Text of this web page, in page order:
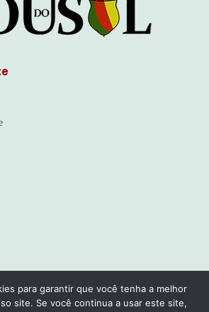
para garantir que você tenha a melhor
site. Se você continua a usar este site,